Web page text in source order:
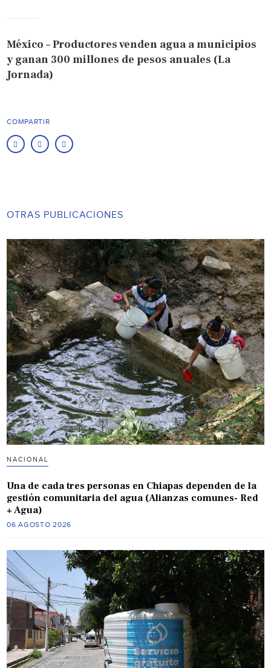
México – Productores venden agua a municipios
y ganan 300 millones de pesos anuales (La
Jornada)
COMPARTIR
OTRAS PUBLICACIONES
NACIONAL
Una de cada tres personas en Chiapas dependen de la
gestión comunitaria del agua (Alianzas comunes- Red
+ Agua)
06 AGOSTO 2026